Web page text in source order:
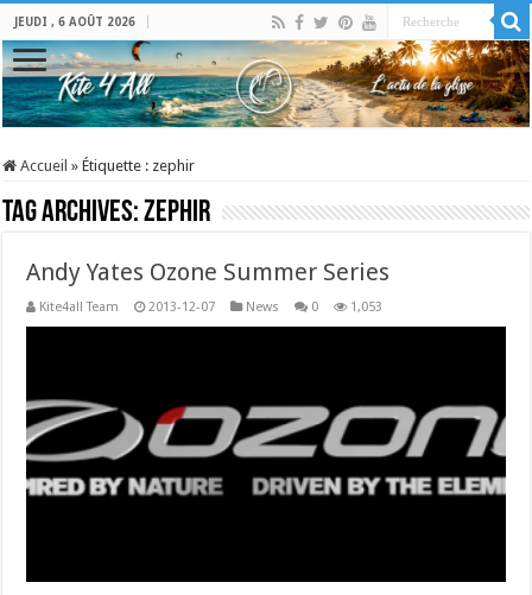
JEUDI , 6 AOÛT 2026
Accueil » Étiquette : zephir
Tag Archives:zephir
Andy Yates Ozone Summer Series
Kite4all Team 2013-12-07 News 0 1,053